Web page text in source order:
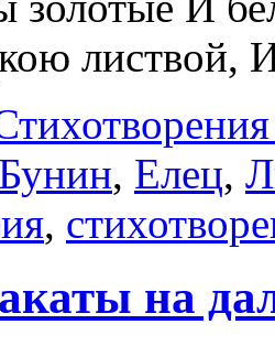
Бунин, Елец,
,
на